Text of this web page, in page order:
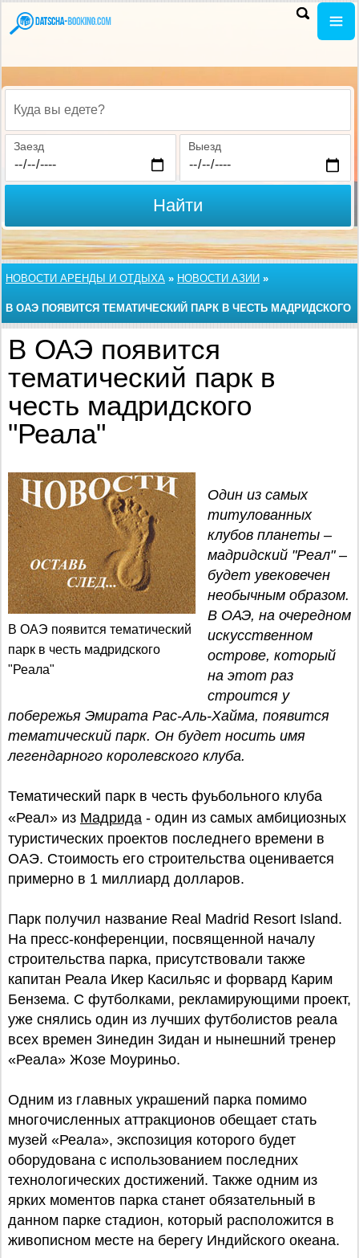
Куда вы едете?
Заезд Выезд
Найти
НОВОСТИ АРЕНДЫ И ОТДЫХА » НОВОСТИ АЗИИ »
В ОАЭ ПОЯВИТСЯ ТЕМАТИЧЕСКИЙ ПАРК В ЧЕСТЬ МАДРИДСКОГО
"РЕАЛА"
В ОАЭ появится
тематический парк в
честь мадридского
"Реала"
В ОАЭ появится тематический
парк в честь мадридского
"Реала"
Один из самых
титулованных
клубов планеты –
мадридский "Реал" –
будет увековечен
необычным образом.
В ОАЭ, на очередном
искусственном
острове, который
на этот раз
строится у
побережья Эмирата Рас-Аль-Хайма, появится
тематический парк. Он будет носить имя
легендарного королевского клуба.
Тематический парк в честь фуьбольного клуба
«Реал» из Мадрида - один из самых амбициозных
туристических проектов последнего времени в
ОАЭ. Стоимость его строительства оценивается
примерно в 1 миллиард долларов.
Парк получил название Real Madrid Resort Island.
На пресс-конференции, посвященной началу
строительства парка, присутствовали также
капитан Реала Икер Касильяс и форвард Карим
Бензема. С футболками, рекламирующими проект,
уже снялись один из лучших футболистов реала
всех времен Зинедин Зидан и нынешний тренер
«Реала» Жозе Моуриньо.
Одним из главных украшений парка помимо
многочисленных аттракционов обещает стать
музей «Реала», экспозиция которого будет
оборудована с использованием последних
технологических достижений. Также одним из
ярких моментов парка станет обязательный в
данном парке стадион, который расположится в
живописном месте на берегу Индийского океана.